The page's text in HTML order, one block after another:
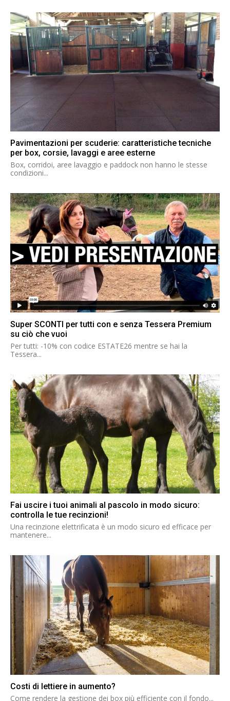
Pavimentazioni per scuderie: caratteristiche tecniche
per box, corsie, lavaggi e aree esterne
Box, corridoi, aree lavaggio e paddock non hanno le stesse
condizioni...
Super SCONTI per tutti con e senza Tessera Premium
su ciò che vuoi
Per tutti: -10% con codice ESTATE26 mentre se hai la
Tessera...
Fai uscire i tuoi animali al pascolo in modo sicuro:
controlla le tue recinzioni!
Una recinzione elettrificata è un modo sicuro ed efficace per
mantenere...
Costi di lettiere in aumento?
Come rendere la gestione dei box più efficiente con il fondo...